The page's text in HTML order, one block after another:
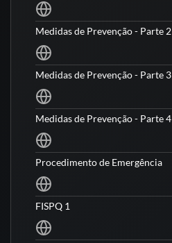
Medidas de Prevenção - Parte 2
Medidas de Prevenção - Parte 3
Medidas de Prevenção - Parte 4
Procedimento de Emergência
FISPQ 1